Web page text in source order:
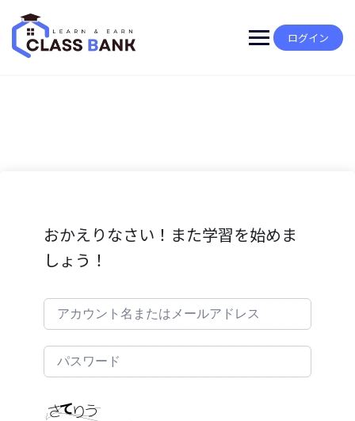
content
ログイン
おかえりなさい！また学習を始めま
しょう！